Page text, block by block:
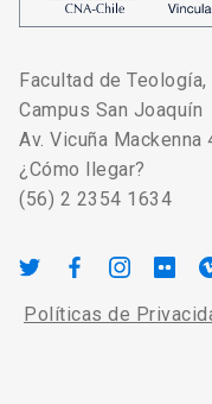
Facultad de
Campus San Joaquín
Av. Vicuña Mackenna
¿Cómo llegar?
(56) 2 2354 1634
Políticas de